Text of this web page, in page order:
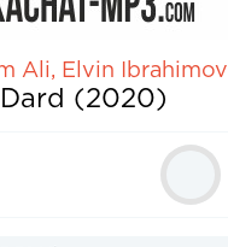
Ali, Elvin Ibrahimov
Dard (2020)